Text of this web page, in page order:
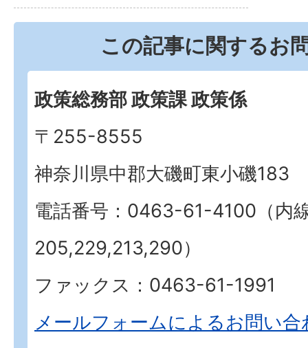
この記事に関するお
政策総務部 政策課 政策係
〒255-8555
神奈川県中郡大磯町東小磯183
電話番号：0463-61-4100（内
205,229,213,290）
ファックス：0463-61-1991
メールフォームによるお問い合